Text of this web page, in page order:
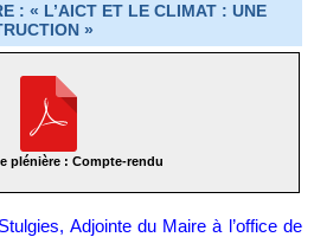
: « L’AICT ET LE CLIMAT : UNE
»
plénière : Compte-rendu
Adjointe du Maire à l’office de